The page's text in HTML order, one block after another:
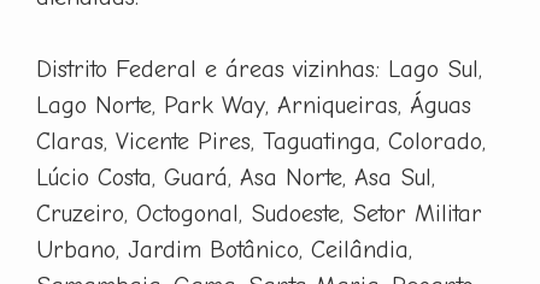
Distrito Federal e áreas vizinhas: Lago Sul,
Lago Norte, Park Way, Arniqueiras, Águas
Claras, Vicente Pires, Taguatinga, Colorado,
Lúcio Costa, Guará, Asa Norte, Asa Sul,
Cruzeiro, Octogonal, Sudoeste, Setor Militar
Urbano, Jardim Botânico, Ceilândia,